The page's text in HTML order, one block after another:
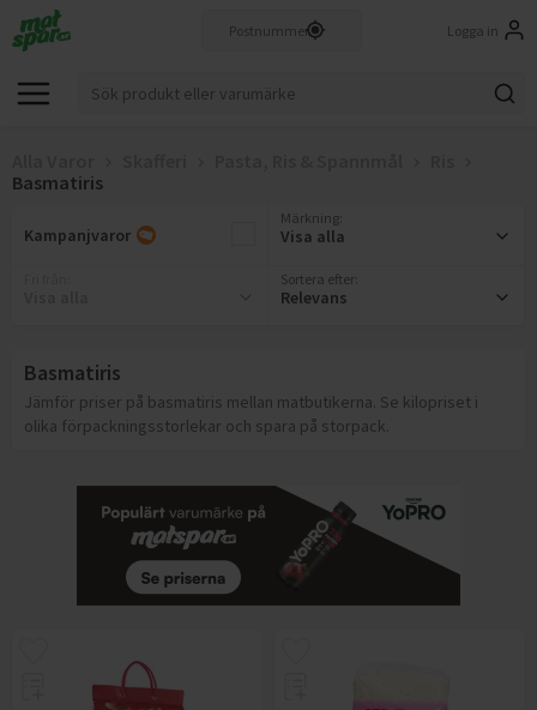
Logga in
Basmatiris
Kampanjvaror
Märkning
Visa alla
Sortera efter:
Relevans
Basmatiris
Jämför priser på basmatiris mellan matbutikerna. Se kilopriset i
olika förpackningsstorlekar och spara på storpack.